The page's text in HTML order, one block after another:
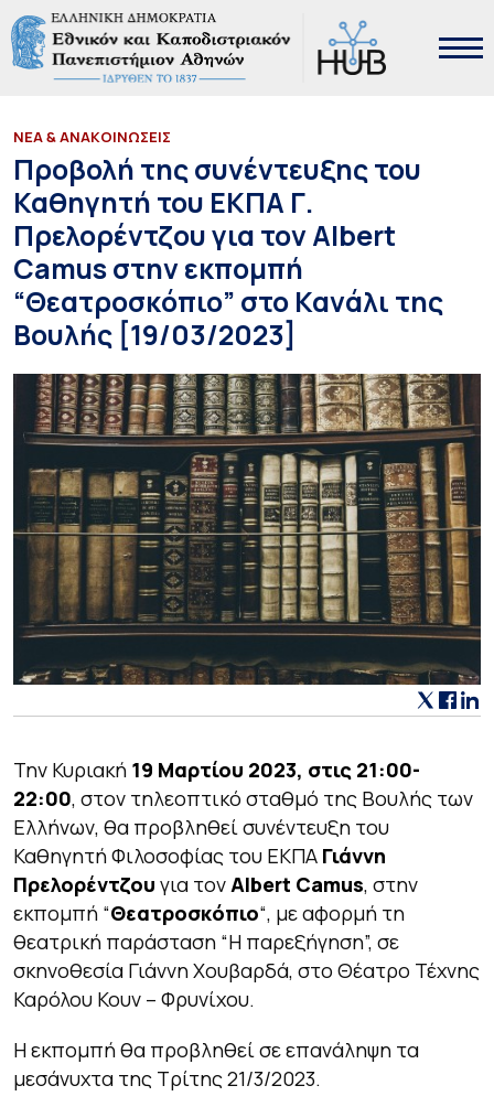
ΝΕΑ & ΑΝΑΚΟΙΝΩΣΕΙΣ
Προβολή της συνέντευξης του
Καθηγητή του ΕΚΠΑ Γ.
Πρελορέντζου για τον Albert
Camus στην εκπομπή
“Θεατροσκόπιο” στο Κανάλι της
Βουλής [19/03/2023]
Την Κυριακή 19 Μαρτίου 2023, στις 21:00-
22:00, στον τηλεοπτικό σταθμό της Βουλής των
Ελλήνων, θα προβληθεί συνέντευξη του
Καθηγητή Φιλοσοφίας του ΕΚΠΑ Γιάννη
Πρελορέντζου για τονAlbert Camus, στην
εκπομπή “Θεατροσκόπιο“, με αφορμή τη
θεατρική παράσταση “Η παρεξήγηση”, σε
σκηνοθεσία Γιάννη Χουβαρδά, στο Θέατρο Τέχνης
Καρόλου Κουν – Φρυνίχου.
Η εκπομπή θα προβληθεί σε επανάληψη τα
μεσάνυχτα της Τρίτης 21/3/2023.